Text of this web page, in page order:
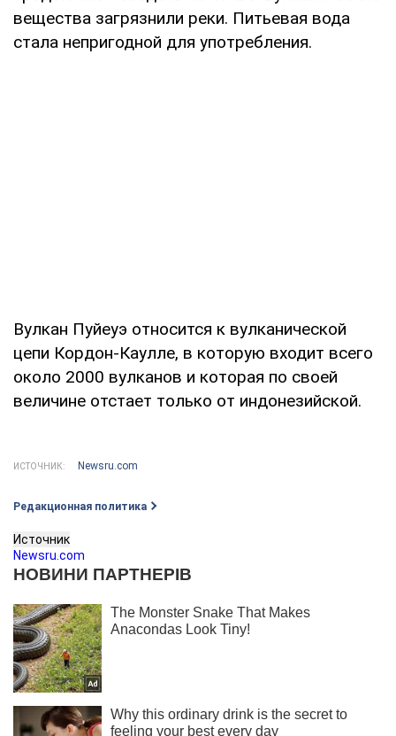
вещества загрязнили реки. Питьевая вода
стала непригодной для употребления.
Вулкан Пуйеуэ относится к вулканической
цепи Кордон-Каулле, в которую входит всего
около 2000 вулканов и которая по своей
величине отстает только от индонезийской.
ИСТОЧНИК: Newsru.com
Редакционная политика
Источник
Newsru.com